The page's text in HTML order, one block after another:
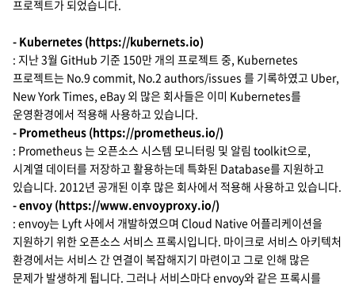
프로젝트가 되었습니다.
- Kubernetes (https://kubernets.io)
: 지난 3월 GitHub 기준 150만 개의 프로젝트 중, Kubernetes
프로젝트는 No.9 commit, No.2 authors/issues 를 기록하였고 Uber,
New York Times, eBay 외 많은 회사들은 이미 Kubernetes를
운영환경에서 적용해 사용하고 있습니다.
- Prometheus (https://prometheus.io/)
: Prometheus 는 오픈소스 시스템 모니터링 및 알림 toolkit으로,
시계열 데이터를 저장하고 활용하는데 특화된 Database를 지원하고
있습니다. 2012년 공개된 이후 많은 회사에서 적용해 사용하고 있습니다.
- envoy (https://www.envoyproxy.io/)
: envoy는 Lyft 사에서 개발하였으며 Cloud Native 어플리케이션을
지원하기 위한 오픈소스 서비스 프록시입니다. 마이크로 서비스 아키텍처
환경에서는 서비스 간 연결이 복잡해지기 마련이고 그로 인해 많은
문제가 발생하게 됩니다. 그러나 서비스마다 envoy와 같은 프록시를